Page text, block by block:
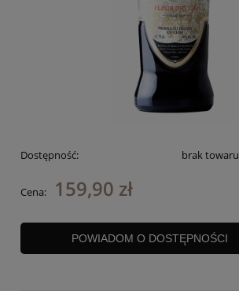
Dostępność: brak towaru
Cena: 159,90 zł
POWIADOM O DOSTĘPNOŚCI